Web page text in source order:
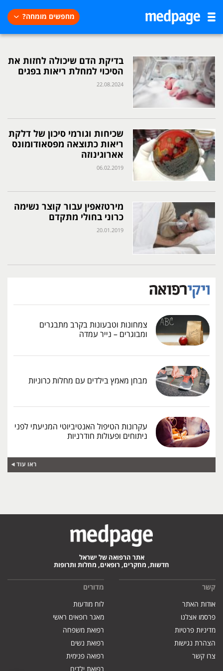
מחפשים מומחה?
בדיקת הדם שיכולה לחזות את
הסיכוי למחלת ריאות בפגים
22.08.2024
שכיחות וגורמי סיכון של דלקת
ריאות כתוצאה מפסאודומונס
אארוגינוזה
06.02.2019
מירטזאפין עבור קוצר נשימה
כרוני בחולי מתקדם
20.01.2019
צמחונות וטבעונות בקרב מתבגרים
ומבוגרים – נייר עמדה
מבחן מאמץ בילדים עם מחלות כרוניות
עקרונות הטיפול האנטיביוטי המניעתי לפני
ניתוחים ופעולות חודרניות
ראו עוד
אתר הרפואה של ישראל
חדשות, מחקרים, רופאים, מחלות ותרופות
קשר
אודות האתר
פרסמו אצלנו
מדיניות פרטיות
הצהרת נגישות
צרו קשר
מדורים
לוח מודעות
מאגר רופאים ראשי
רפואת משפחה
רפואת נשים
רפואה פנימית
רפואת ילדים